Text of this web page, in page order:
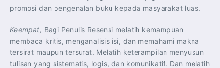
promosi dan pengenalan buku kepada masyarakat luas.
Keempat, Bagi Penulis Resensi melatih kemampuan
membaca kritis, menganalisis isi, dan memahami makna
tersirat maupun tersurat. Melatih keterampilan menyusun
tulisan yang sistematis, logis, dan komunikatif. Dan melatih